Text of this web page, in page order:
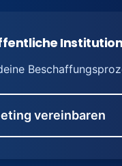
vereinbaren